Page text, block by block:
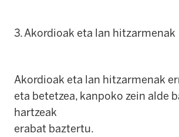
3. Akordioak eta lan hitzarmenak
Akordioak eta lan hitzarmenak
eta betetzea, kanpoko zein alde
hartzeak
erabat baztertu.